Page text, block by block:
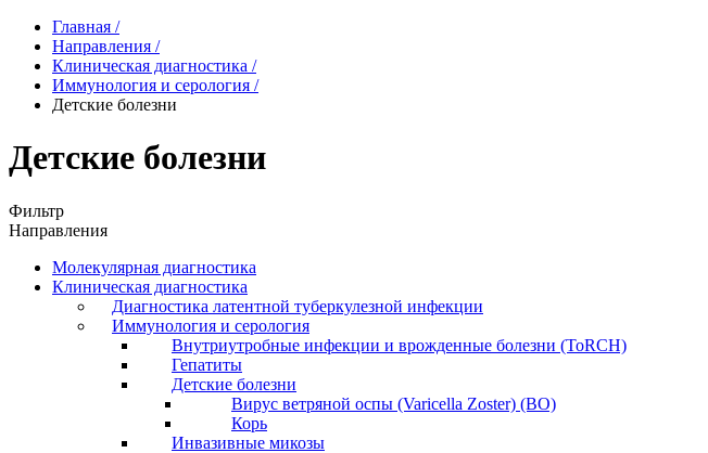
Главная /
Направления /
Клиническая диагностика /
Иммунология и серология /
Детские болезни
Детские болезни
Фильтр
Направления
Молекулярная диагностика
Клиническая диагностика
Диагностика латентной туберкулезной инфекции
Иммунология и серология
Внутриутробные инфекции и врожденные болезни (ToRCH)
Гепатиты
Детские болезни
Вирус ветряной оспы (Varicella Zoster) (ВО)
Корь
Инвазивные микозы